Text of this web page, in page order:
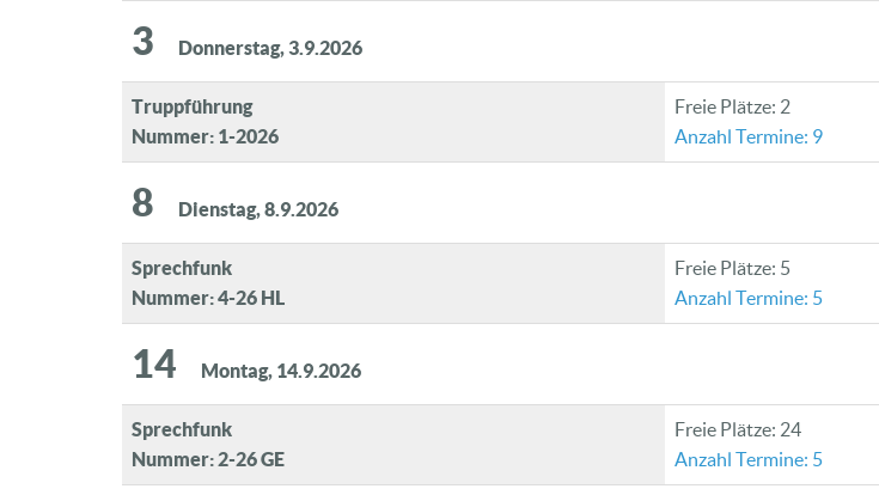
3 Donnerstag, 3.9.2026
Truppführung
Nummer: 1-2026
Freie Plätze: 2
Anzahl Termine: 9
8 Dienstag, 8.9.2026
Sprechfunk
Nummer: 4-26 HL
Freie Plätze: 5
Anzahl Termine: 5
14 Montag, 14.9.2026
Sprechfunk
Nummer: 2-26 GE
Freie Plätze: 24
Anzahl Termine: 5